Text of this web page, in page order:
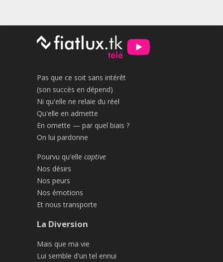
Pas que ce soit sans intérêt
(son succès en dépend)
Ni qu'elle ne relaie du réel
Qu'elle en admette
En omette — par quel biais ?
On lui pardonne
Pourvu qu'elle captive
Nos désirs
Nos peurs
Nos émotions
Et nous transporte
La Diversion
Mais que ma vie
Lui semble d'un tel ennui